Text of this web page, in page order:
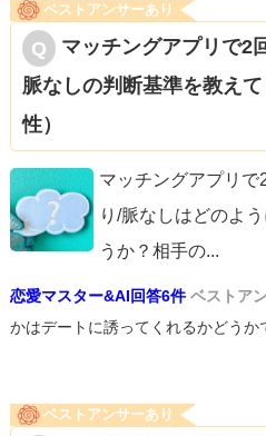
ベストアンサーあり
マッチングアプリで2
脈なしの判断基準を教え
性）
マッチングアプリ
り/脈なしはどのよ
うか？相手の...
恋愛マスター&AI回答6件 ベストア
かはデートに誘ってくれるかどうか
ベストアンサーあり